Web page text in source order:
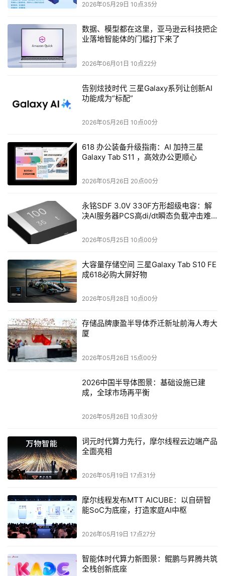
在行业的产业互联网平台、工业互联网平台，脉链集团拥有
100多家工厂，十几家物流中心，2万个终端门店，都加入
产业链云平台中，推动了整个行业的数字化进步和发展。
用友，专注企业服务30年
年，经过1.0、2.0、3.0的阶段，用友现在聚焦新的云服
于打造开放的生态服务，目前，用友云平台已汇聚1400
多家企业云服务提供商。
用友精智互联网平台作为用友云的重要组成部分，将全
力推动工业企业迈向数字化，从制造大国走向制造强国。未
来，用友的目标是汇聚超过万家企业云服务提供商，共同为
千万级企业的数字化和智能化服务。
本文来源于DOIT传媒，文章内容仅供参考，不构成投资建议。
2026年05月29日 10点35分
数据、模型都在这里，亚马逊云科技把企
业落地智能体的门槛打下来了
2026年06月01日 10点22分
告别炫技时代 三星Galaxy系列让创新AI
功能成为“标配”
2026年05月26日 10点00分
618 办公装备升级指南：AI 加持三星
Galaxy Tab S11 ，高效办公更顺心
2026年05月26日 20点00分
永铭SDF 3.0V 330F方形超级电容：解
决AI服务器PCS高di/dt瞬态负载冲击难
2026年05月25日 10点00分
大容量存储空间 三星Galaxy Tab S10 FE
成618必购大屏好物
2026年05月28日 10点00分
存储品牌康盈半导体乔迁新址前海人寿大
厦
2026年05月26日 15点00分
2026中国半导体图景：基础设施已建
成，全球市场再平衡
2026年05月26日 10点30分
词元时代算力先行，摩尔线程云边端产品
全面亮相
2026年05月19日 17点31分
摩尔线程发布MTT AICUBE：以自研智
能SoC为底座，打造家庭AI中枢
2026年05月19日 17点27分
智能体时代算力新图景：鲲鹏与昇腾共筑
全栈创新底座